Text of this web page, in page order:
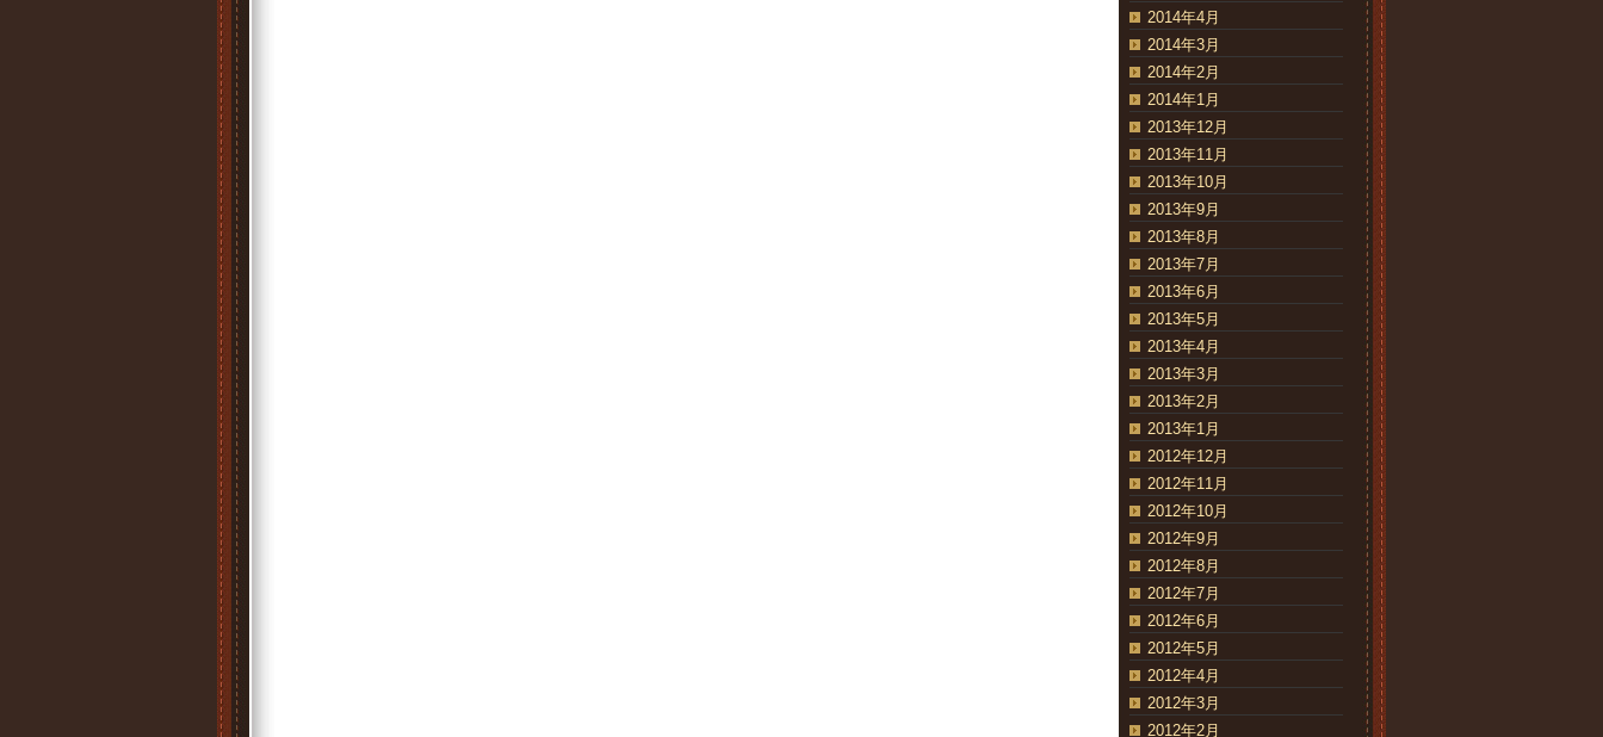
2014年4月
2014年3月
2014年2月
2014年1月
2013年12月
2013年11月
2013年10月
2013年9月
2013年8月
2013年7月
2013年6月
2013年5月
2013年4月
2013年3月
2013年2月
2013年1月
2012年12月
2012年11月
2012年10月
2012年9月
2012年8月
2012年7月
2012年6月
2012年5月
2012年4月
2012年3月
2012年2月